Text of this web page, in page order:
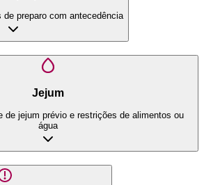
de preparo com antecedência
Jejum
de jejum prévio e restrições de alimentos ou
água